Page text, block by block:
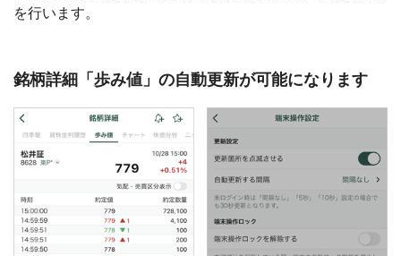
を行います。
銘柄詳細「歩み値」の自動更新が可能になります